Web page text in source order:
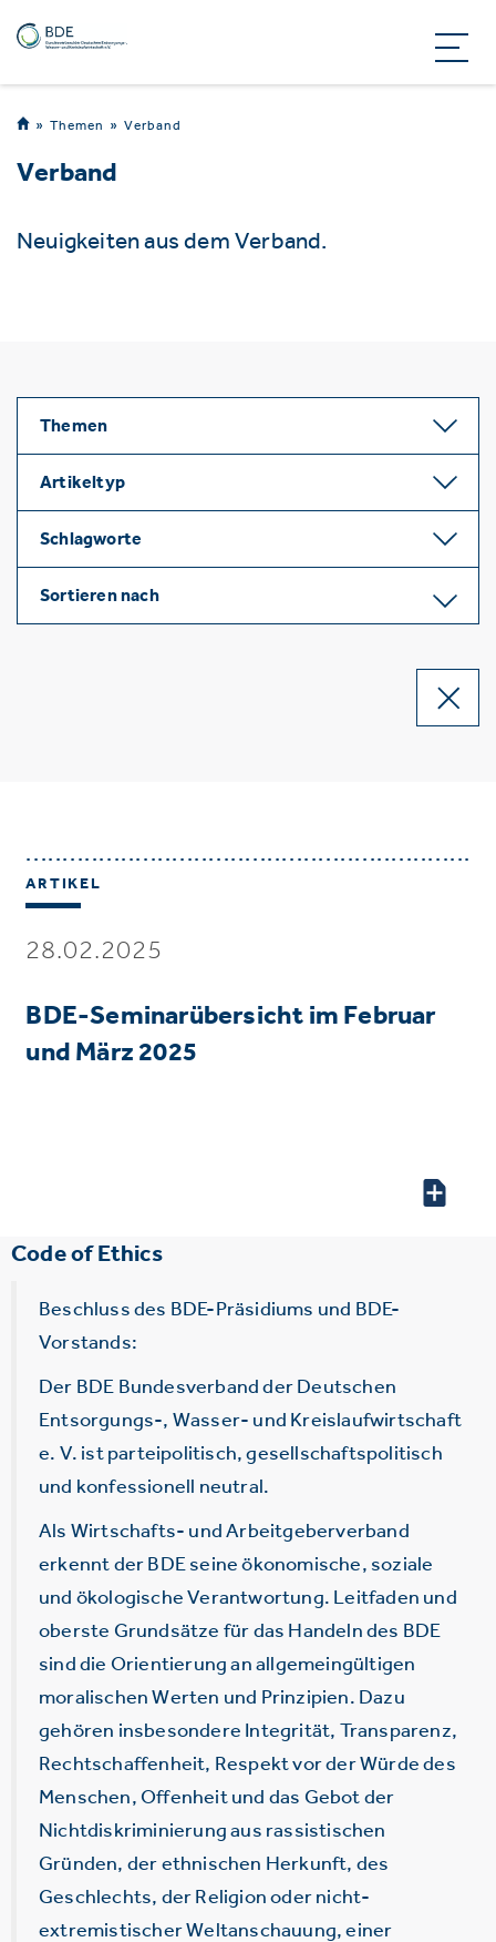
Themen Verband
Verband
Neuigkeiten aus dem Verband.
Themen
Artikeltyp
Schlagworte
Sortieren nach
ARTIKEL
28.02.2025
BDE-Seminarübersicht im Februar
und März 2025
Code of Ethics
Beschluss des BDE-Präsidiums und BDE-
Vorstands:
Der BDE Bundesverband der Deutschen
Entsorgungs-, Wasser- und Kreislaufwirtschaft
e. V. ist parteipolitisch, gesellschaftspolitisch
und konfessionell neutral.
Als Wirtschafts- und Arbeitgeberverband
erkennt der BDE seine ökonomische, soziale
und ökologische Verantwortung. Leitfaden und
oberste Grundsätze für das Handeln des BDE
sind die Orientierung an allgemeingültigen
moralischen Werten und Prinzipien. Dazu
gehören insbesondere Integrität, Transparenz,
Rechtschaffenheit, Respekt vor der Würde des
Menschen, Offenheit und das Gebot der
Nichtdiskriminierung aus rassistischen
Gründen, der ethnischen Herkunft, des
Geschlechts, der Religion oder nicht-
extremistischer Weltanschauung, einer